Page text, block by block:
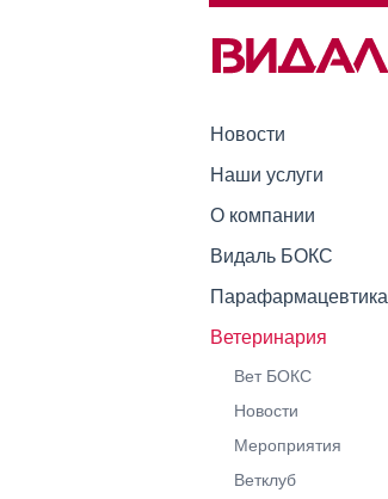
Новости
Наши услуги
О компании
Видаль БОКС
Парафармацевтика
Ветеринария
Вет БОКС
Новости
Мероприятия
Ветклуб